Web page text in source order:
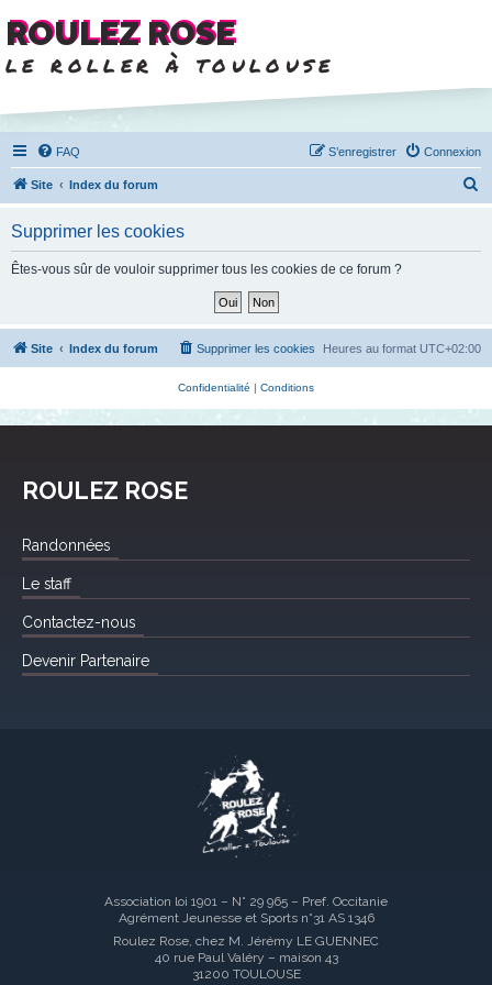
ROULEZ ROSE
le roller à toulouse
FAQ Connexion
S’enregistrer
Site Index du forum
h
Supprimer les cookies
Êtes-vous sûr de vouloir supprimer tous les cookies de ce forum ?
Site Index du forum Heures au format UTC+02:00
Supprimer les cookies
Confidentialité | Conditions
ROULEZ ROSE
Randonnées
Le staff
Contactez-nous
Devenir Partenaire
Association loi 1901 – N° 29 965 – Pref. Occitanie
Agrément Jeunesse et Sports n°31 AS 1346
Roulez Rose, chez M. Jérémy LE GUENNEC
40 rue Paul Valéry – maison 43
31200 TOULOUSE